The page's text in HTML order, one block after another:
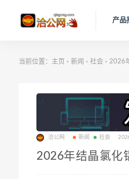
产品
当前位置： 主页 > 新闻 > 社会 > 2026
洽公网 新闻 社会
2026年结晶氯化